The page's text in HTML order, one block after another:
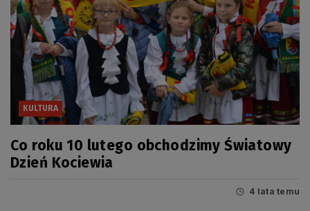
KULTURA
Co roku 10 lutego obchodzimy Światowy
Dzień Kociewia
4 lata temu